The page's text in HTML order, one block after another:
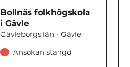
Bollnäs folkhögskola
i Gävle
Gävleborgs län - Gävle
Ansökan stängd